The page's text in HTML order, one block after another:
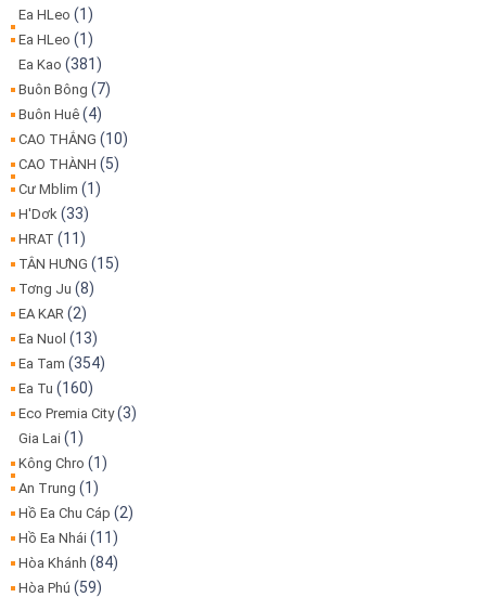
Ea HLeo (1)
Ea HLeo (1)
Ea Kao (381)
Buôn Bông (7)
Buôn Huê (4)
CAO THẮNG (10)
CAO THÀNH (5)
Cư Mblim (1)
H'Dơk (33)
HRAT (11)
TÂN HƯNG (15)
Tơng Ju (8)
EA KAR (2)
Ea Nuol (13)
Ea Tam (354)
Ea Tu (160)
Eco Premia City(3)
Gia Lai (1)
Kông Chro (1)
An Trung (1)
Hồ Ea Chu Cáp (2)
Hồ Ea Nhái (11)
Hòa Khánh (84)
Hòa Phú (59)